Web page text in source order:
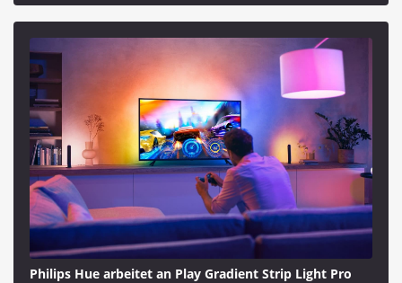
Philips Hue arbeitet an Play Gradient Strip Light Pro